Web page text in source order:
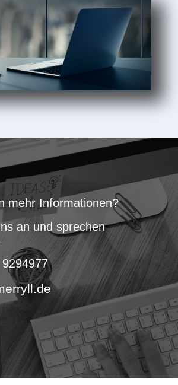
mehr Informationen?
an und sprechen